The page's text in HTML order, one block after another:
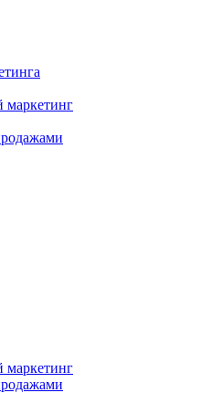
маркетинг
маркетинг